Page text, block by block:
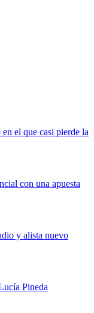
el que casi pierde la
con una apuesta
y alista nuevo
Pineda